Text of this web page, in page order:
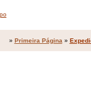
» Primeira Página »